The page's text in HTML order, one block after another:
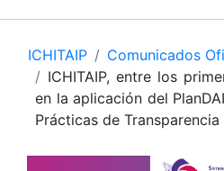
ICHITAIP Comunicados
ICHITAIP, entre los
en la aplicación del
Prácticas de